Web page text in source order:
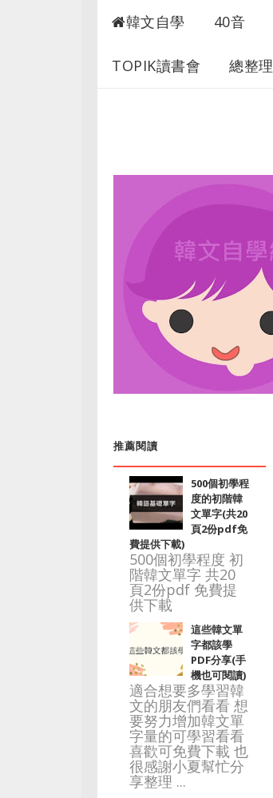
韓文自學 40音
TOPIK讀書會 總整理
推薦閱讀
500個初學程
度的初階韓
文單字(共20
頁2份pdf免
費提供下載)
500個初學程度 初
階韓文單字 共20
頁2份pdf 免費提
供下載
這些韓文單
字都該學
PDF分享(手
機也可閱讀)
適合想要多學習韓
文的朋友們看看 想
要努力增加韓文單
字量的可學習看看
喜歡可免費下載 也
很感謝小夏幫忙分
享整理 ...